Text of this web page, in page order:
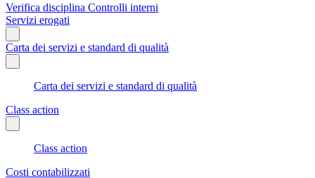
Verifica disciplina Controlli interni
Servizi erogati
Carta dei servizi e standard di qualità
Carta dei servizi e standard di qualità
Class action
Class action
Costi contabilizzati